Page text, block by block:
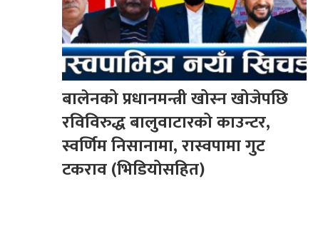
बालेनको प्रधानमन्त्री खोस्न खोजेपछि
रविविरुद्ध बालुवाटारको काउन्टर,
स्वर्णिम निसानामा, रास्वपामा गुट
टकराव (भिडियोसहित)